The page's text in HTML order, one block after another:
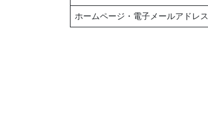
ホームページ・電子メールアドレス